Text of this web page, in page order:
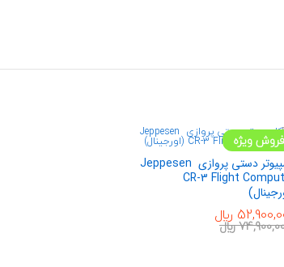
فروش ویژه
کامپیوتر دستی پروازی Jeppesen
CR-3 Flight
﷼
﷼